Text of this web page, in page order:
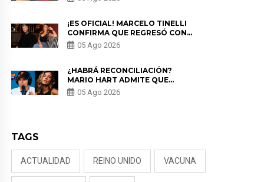
PREOCUPACIÓN
¡ES OFICIAL! MARCELO TINELLI
CONFIRMA QUE REGRESÓ CON
MILETT FIGUEROA: “EL AMOR
PUDO MÁS”
05 Ago 2026
¿HABRÁ RECONCILIACIÓN?
MARIO HART ADMITE QUE
PODRÍA VOLVER CON KORINA
RIVADENEIRA: “NO LE CERRARÍA
05 Ago 2026
TAGS
ACTUALIDAD REINO UNIDO VACUNA